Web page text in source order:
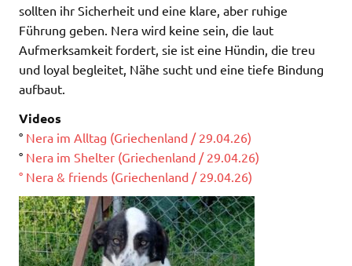
sollten ihr Sicherheit und eine klare, aber ruhige
Führung geben. Nera wird keine sein, die laut
Aufmerksamkeit fordert, sie ist eine Hündin, die treu
und loyal begleitet, Nähe sucht und eine tiefe Bindung
aufbaut.
Videos
° Nera im Alltag (Griechenland / 29.04.26)
° Nera im Shelter (Griechenland / 29.04.26)
° Nera & friends (Griechenland / 29.04.26)